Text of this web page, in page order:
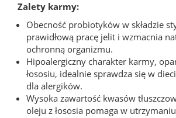
Zalety karmy:
Obecność probiotyków w składzie
prawidłową pracę jelit i wzmacnia
ochronną organizmu.
Hipoalergiczny charakter karmy,
łososiu, idealnie sprawdza się w
dla alergików.
Wysoka zawartość kwasów
oleju z łososia pomaga w